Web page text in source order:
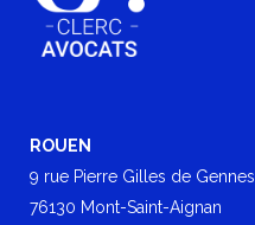
ROUEN
9 rue Pierre Gilles de Gennes
76130 Mont-Saint-Aignan